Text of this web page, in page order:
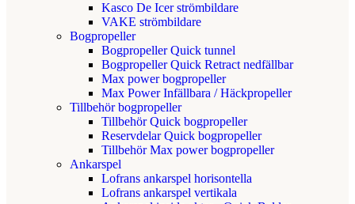
Kasco De Icer strömbildare
VAKE strömbildare
Bogpropeller
Bogpropeller Quick tunnel
Bogpropeller Quick Retract nedfällbar
Max power bogpropeller
Max Power Infällbara / Häckpropeller
Tillbehör bogpropeller
Tillbehör Quick bogpropeller
Reservdelar Quick bogpropeller
Tillbehör Max power bogpropeller
Ankarspel
Lofrans ankarspel horisontella
Lofrans ankarspel vertikala